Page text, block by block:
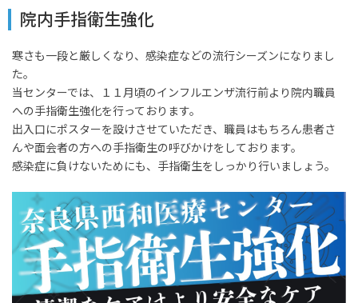
院内手指衛生強化
寒さも一段と厳しくなり、感染症などの流行シーズンになりまし
た。
当センターでは、１１月頃のインフルエンザ流行前より院内職員
への手指衛生強化を行っております。
出入口にポスターを設けさせていただき、職員はもちろん患者さ
んや面会者の方への手指衛生の呼びかけをしております。
感染症に負けないためにも、手指衛生をしっかり行いましょう。